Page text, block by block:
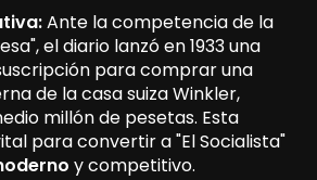
Ante la competencia de la
el diario lanzó en 1933 una
para comprar una
de la casa suiza Winkler,
millón de pesetas. Esta
para convertir a "El Socialista"
y competitivo.